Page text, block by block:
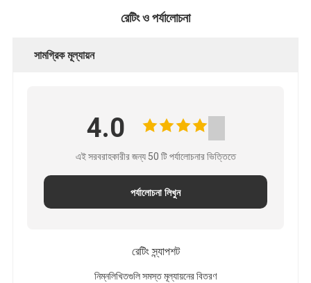
রেটিং ও পর্যালোচনা
সামগ্রিক মূল্যায়ন
4.0
এই সরবরাহকারীর জন্য 50 টি পর্যালোচনার ভিত্তিতে
পর্যালোচনা লিখুন
রেটিং স্ন্যাপশট
নিম্নলিখিতগুলি সমস্ত মূল্যায়নের বিতরণ